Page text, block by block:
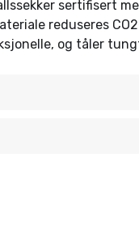
sertifisert
reduseres
og tåler